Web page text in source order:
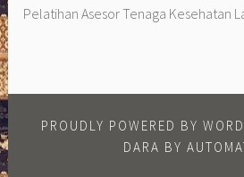
Pelatihan Asesor Tenaga Kesehatan
PROUDLY POWERED BY
DARA BY